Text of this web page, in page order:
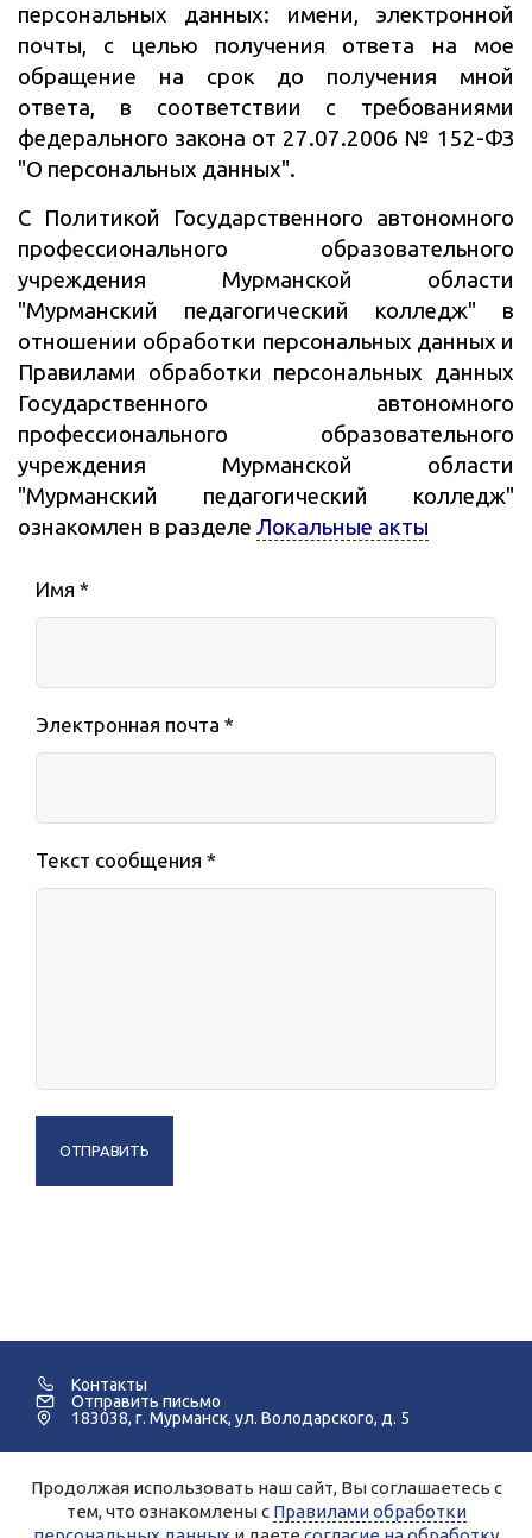
персональных данных: имени, электронной
почты, с целью получения ответа на мое
обращение на срок до получения мной
ответа, в соответствии с требованиями
федерального закона от 27.07.2006 № 152-ФЗ
"О персональных данных".
С Политикой Государственного автономного
профессионального образовательного
учреждения Мурманской области
"Мурманский педагогический колледж" в
отношении обработки персональных данных и
Правилами обработки персональных данных
Государственного автономного
профессионального образовательного
учреждения Мурманской области
"Мурманский педагогический колледж"
ознакомлен в разделе Локальные акты
Имя *
Электронная почта *
Текст сообщения *
ОТПРАВИТЬ
Контакты
Отправить письмо
183038, г. Мурманск, ул. Володарского, д. 5
©2005-2026 Мурманский Педагогический Колледж.
Для улучшения работы сайта и его взаимодействия с
Продолжая использовать наш сайт, Вы соглашаетесь с
тем, что ознакомлены с Правилами обработки